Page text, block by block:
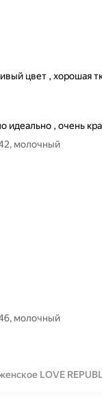
цвет , хорошая
идеально , очень
молочный
молочный
LOVE